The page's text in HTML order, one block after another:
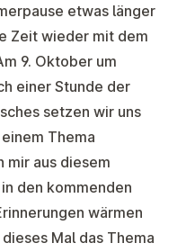
etwas länger
Zeit wieder mit dem
9. Oktober um
einer Stunde der
setzen wir uns
Thema
mir aus diesem
den kommenden
wärmen
Mal das Thema